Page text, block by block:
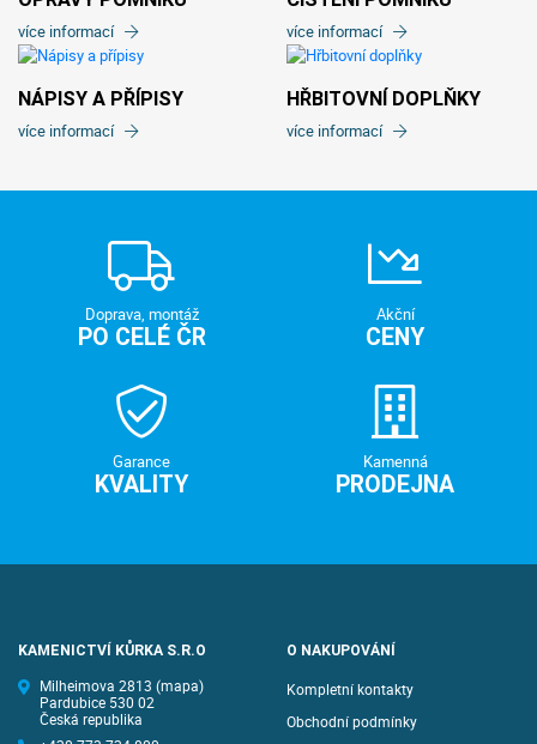
více informací více informací
NÁPISY A PŘÍPISY
více informací
HŘBITOVNÍ DOPLŇKY
více informací
Doprava, montáž
PO CELÉ ČR
Akční
CENY
Garance
KVALITY
Kamenná
PRODEJNA
KAMENICTVÍ KŮRKA S.R.O
Milheimova 2813 (mapa)
Pardubice 530 02
Česká republika
O NAKUPOVÁNÍ
Kompletní kontakty
Obchodní podmínky